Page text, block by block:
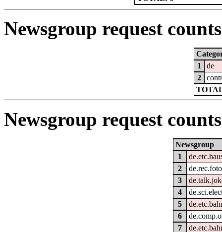
Newsgroup request
1
de
2
Newsgroup request
Newsgroup
1
2
3
4
5
6
7